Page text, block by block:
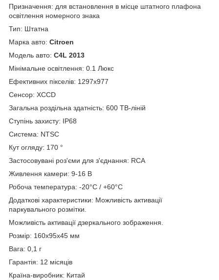
Призначення: для встановлення в місце штатного плафона
освітлення номерного знака
Тип: Штатна
Марка авто: Citroen
Модель авто: C4L 2013
Мінімальне освітлення: 0.1 Люкс
Ефективних пікселів: 1297x977
Сенсор: XCCD
Загальна роздільна здатність: 600 ТВ-ліній
Ступінь захисту: IP68
Система: NTSC
Кут огляду: 170 °
Застосовувані роз'єми для з'єднання: RCA
Живлення камери: 9-16 В
Робоча температура: -20°C / +60°C
Додаткові характеристики: Можливість активації
паркувального розмітки.
Можливість активації дзеркального зображення.
Розмір: 160х95х45 мм
Вага: 0,1 г
Гарантія: 12 місяців
Країна-виробник: Китай